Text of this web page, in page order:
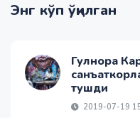
Энг кўп ўқилган
Гулнора
тушди
2019-07-19